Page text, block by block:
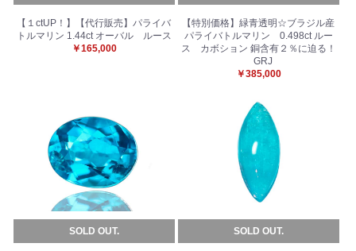
【１ctUP！】【代行販売】パライバ
トルマリン 1.44ct オーバル ルース
￥165,000
【特別価格】緑青透明☆ブラジル産
パライバトルマリン 0.498ct ルー
ス カボション 銅含有２％に迫る！
GRJ
￥385,000
SOLD OUT. SOLD OUT.